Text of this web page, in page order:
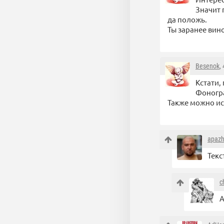
Значит
да положь.
Ты заранее
Besenok,
Также можно